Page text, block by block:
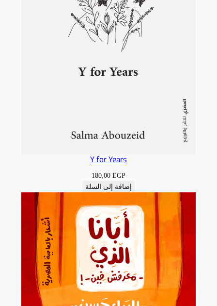
Y for Years
180,00 EGP
إضافة إلى السلة